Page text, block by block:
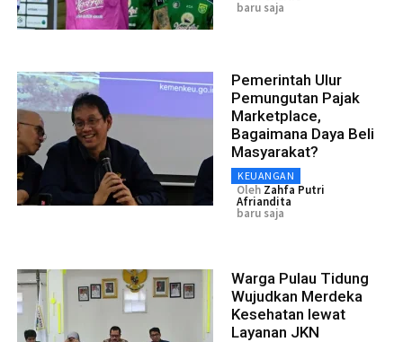
baru saja
Pemerintah Ulur
Pemungutan Pajak
Marketplace,
Bagaimana Daya Beli
Masyarakat?
KEUANGAN
Oleh Zahfa Putri
Afriandita
baru saja
Warga Pulau Tidung
Wujudkan Merdeka
Kesehatan lewat
Layanan JKN